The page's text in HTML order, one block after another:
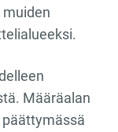
Määräalan